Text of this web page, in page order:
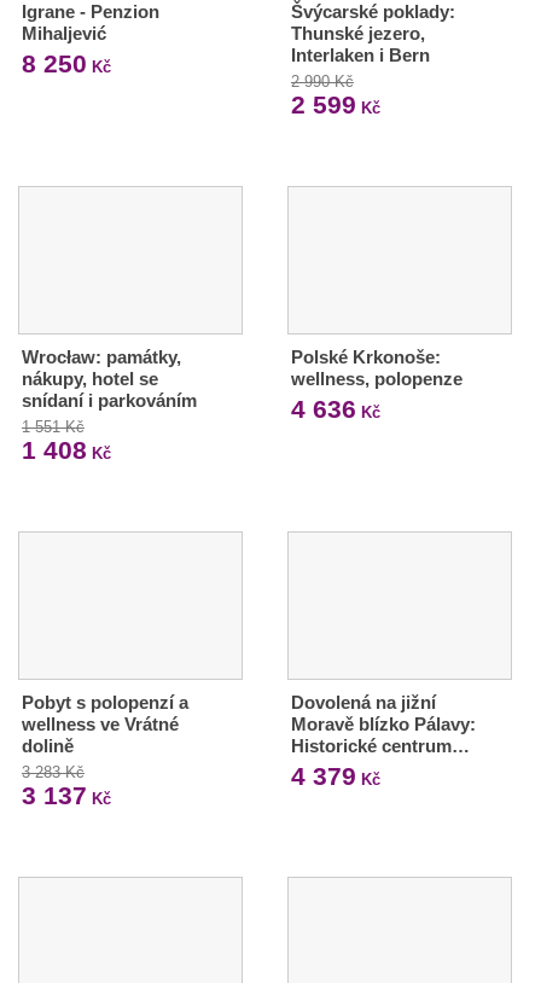
Igrane - Penzion
Mihaljević
8 250 Kč
Švýcarské poklady:
Thunské jezero,
Interlaken i Bern
2 990 Kč
2 599 Kč
Wrocław: památky,
nákupy, hotel se
snídaní i parkováním
1 551 Kč
1 408 Kč
Polské Krkonoše:
wellness, polopenze
4 636 Kč
Pobyt s polopenzí a
wellness ve Vrátné
dolině
3 283 Kč
3 137 Kč
Dovolená na jižní
Moravě blízko Pálavy:
Historické centrum…
4 379 Kč